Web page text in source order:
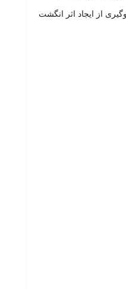
از ایجاد اثر انگشت